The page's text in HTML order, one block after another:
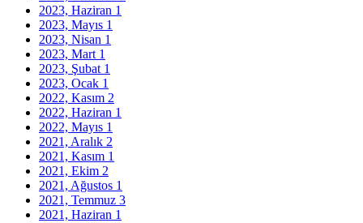
2023, Haziran 1
2023, Mayıs 1
2023, Nisan 1
2023, Mart 1
2023, Şubat 1
2023, Ocak 1
2022, Kasım 2
2022, Haziran 1
2022, Mayıs 1
2021, Aralık 2
2021, Kasım 1
2021, Ekim 2
2021, Ağustos 1
2021, Temmuz 3
2021, Haziran 1